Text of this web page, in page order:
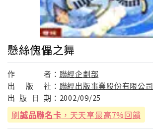
懸絲傀儡之舞
作 者： 聯經企劃部
出
版 社： 聯經出版事業股份有限公司
出 版 日 期： 2002/09/25
刷誠品聯名卡 ，天天享最高7%回饋